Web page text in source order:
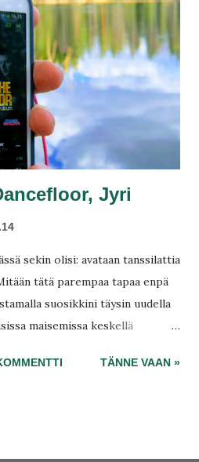
Jyri
sekin olisi: avataan tanssilattia
tätä parempaa tapaa enpä
suosikkini täysin uudella
maisemissa keskellä
nauttia ilmanTÄNNE VAAN »